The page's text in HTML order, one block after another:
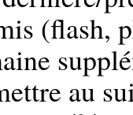
(flash,
au